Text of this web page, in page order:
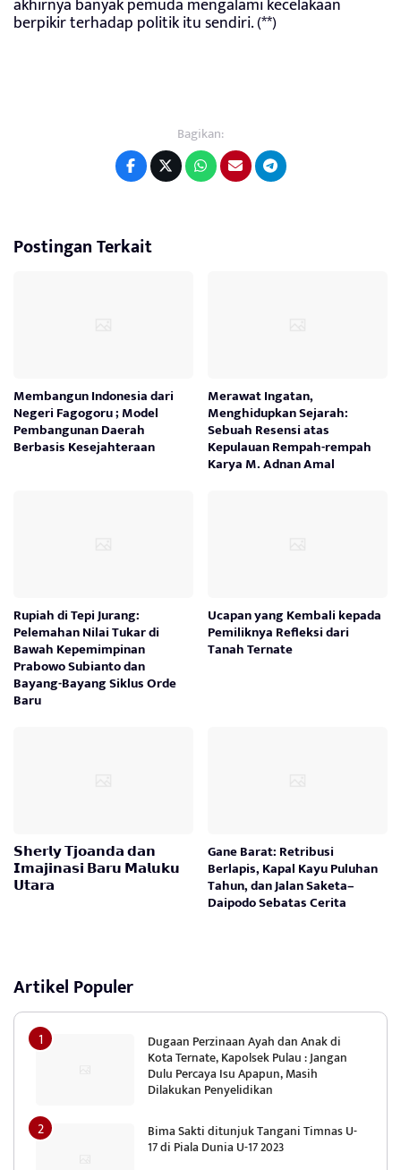
berpikir terhadap politik itu sendiri. (**)
Bagikan:
Postingan Terkait
Membangun Indonesia dari
Negeri Fagogoru ; Model
Pembangunan Daerah
Berbasis Kesejahteraan
Merawat Ingatan,
Menghidupkan Sejarah:
Sebuah Resensi atas
Kepulauan Rempah-rempah
Karya M. Adnan Amal
Rupiah di Tepi Jurang:
Pelemahan Nilai Tukar di
Bawah Kepemimpinan
Prabowo Subianto dan
Bayang-Bayang Siklus Orde
Baru
Ucapan yang Kembali kepada
Pemiliknya Refleksi dari
Tanah Ternate
𝗦𝗵𝗲𝗿𝗹𝘆 𝗧𝗷𝗼𝗮𝗻𝗱𝗮 𝗱𝗮𝗻
𝗜𝗺𝗮𝗷𝗶𝗻𝗮𝘀𝗶 𝗕𝗮𝗿𝘂 𝗠𝗮𝗹𝘂𝗸𝘂
𝗨𝘁𝗮𝗿𝗮
Gane Barat: Retribusi
Berlapis, Kapal Kayu Puluhan
Tahun, dan Jalan Saketa–
Daipodo Sebatas Cerita
Artikel Populer
Dugaan Perzinaan Ayah dan Anak di
Kota Ternate, Kapolsek Pulau : Jangan
Dulu Percaya Isu Apapun, Masih
Dilakukan Penyelidikan
Bima Sakti ditunjuk Tangani Timnas U-
17 di Piala Dunia U-17 2023